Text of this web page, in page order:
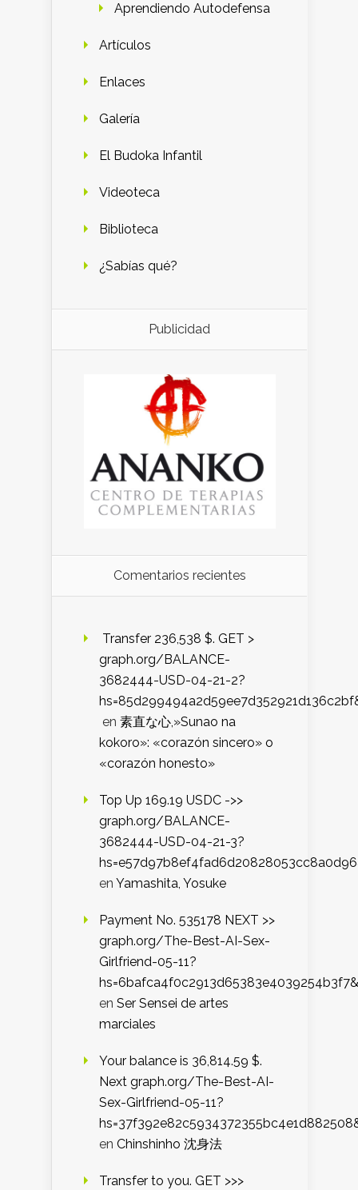
Aprendiendo Autodefensa
Artículos
Enlaces
Galería
El Budoka Infantil
Videoteca
Biblioteca
¿Sabías qué?
Publicidad
Comentarios recientes
️ Transfer 236,538 $. GET >
graph.org/BALANCE-
3682444-USD-04-21-2?
en 素直な心,»Sunao na
kokoro»: «corazón sincero» o
«corazón honesto»
Top Up 169.19 USDC ->>
graph.org/BALANCE-
3682444-USD-04-21-3?
en Yamashita, Yosuke
Payment No. 535178 NEXT >>
graph.org/The-Best-AI-Sex-
Girlfriend-05-11?
hs=6bafca4f0c2913d65383e4039254b3f7&
en Ser Sensei de artes
marciales
Your balance is 36,814.59 $.
Next graph.org/The-Best-AI-
Sex-Girlfriend-05-11?
en Chinshinho 沈身法
Transfer to you. GET >>>